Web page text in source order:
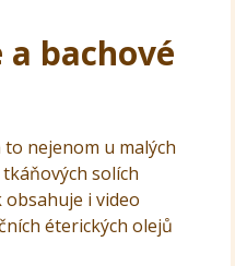
bachové
nejenom u malých
solích
obsahuje i video
éterických olejů